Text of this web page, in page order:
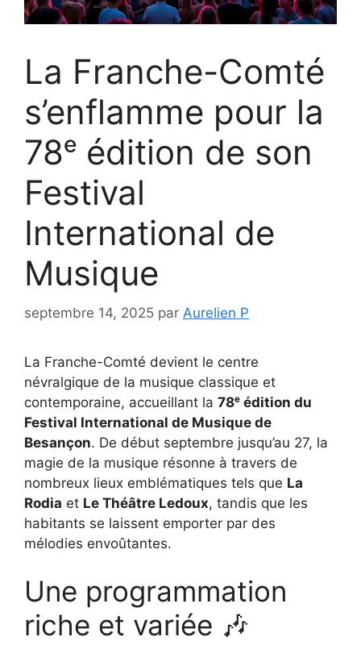
La Franche-Comté
s’enflamme pour la
78ᵉ édition de son
Festival
International de
Musique
septembre 14, 2025 par Aurelien P
La Franche-Comté devient le centre
névralgique de la musique classique et
contemporaine, accueillant la 78ᵉ édition du
Festival International de Musique de
Besançon. De début septembre jusqu’au 27, la
magie de la musique résonne à travers de
nombreux lieux emblématiques tels que La
Rodia et Le Théâtre Ledoux, tandis que les
habitants se laissent emporter par des
mélodies envoûtantes.
Une programmation
riche et variée 🎶